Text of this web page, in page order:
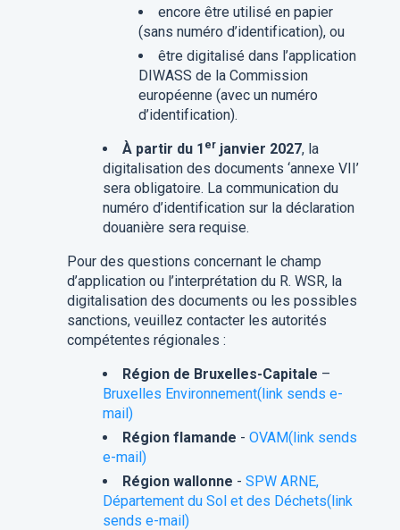
encore être utilisé en papier
(sans numéro d’identification), ou
être digitalisé dans l’application
DIWASS de la Commission
européenne (avec un numéro
d’identification).
À partir du 1 erjanvier 2027, la
digitalisation des documents ‘annexe VII’
sera obligatoire. La communication du
numéro d’identification sur la déclaration
douanière sera requise.
Pour des questions concernant le champ
d’application ou l’interprétation du R. WSR, la
digitalisation des documents ou les possibles
sanctions, veuillez contacter les autorités
compétentes régionales :
Région de Bruxelles-Capitale –
Bruxelles Environnement(link sends e-
mail)
Région flamande - OVAM(link sends
e-mail)
Région wallonne - SPW ARNE,
Département du Sol et des Déchets(link
sends e-mail)